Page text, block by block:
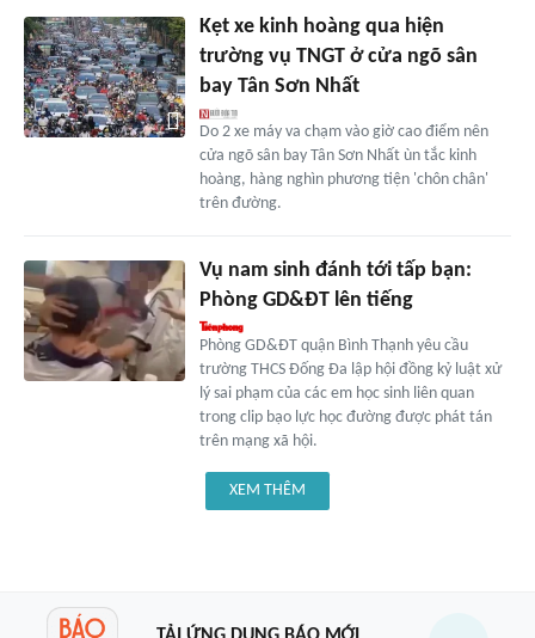
Kẹt xe kinh hoàng qua hiện
trường vụ TNGT ở cửa ngõ sân
bay Tân Sơn Nhất
Do 2 xe máy va chạm vào giờ cao điểm nên
cửa ngõ sân bay Tân Sơn Nhất ùn tắc kinh
hoàng, hàng nghìn phương tiện 'chôn chân'
trên đường.
Vụ nam sinh đánh tới tấp bạn:
Phòng GD&ĐT lên tiếng
Phòng GD&ĐT quận Bình Thạnh yêu cầu
trường THCS Đống Đa lập hội đồng kỷ luật xử
lý sai phạm của các em học sinh liên quan
trong clip bạo lực học đường được phát tán
trên mạng xã hội.
XEM THÊM